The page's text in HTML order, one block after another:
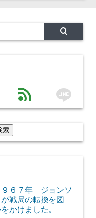
feed line
６７年 ジョンソ
戦局の転換を図
かけました。